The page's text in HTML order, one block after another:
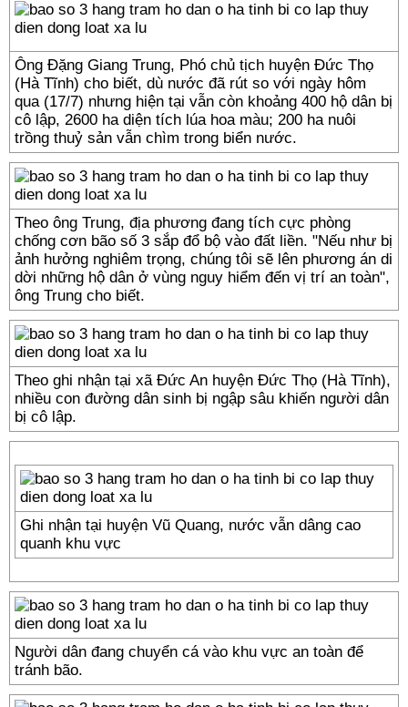
Ông Đặng Giang Trung, Phó chủ tịch huyện Đức Thọ
(Hà Tĩnh) cho biết, dù nước đã rút so với ngày hôm
qua (17/7) nhưng hiện tại vẫn còn khoảng 400 hộ dân bị
cô lập, 2600 ha diện tích lúa hoa màu; 200 ha nuôi
trồng thuỷ sản vẫn chìm trong biển nước.
Theo ông Trung, địa phương đang tích cực phòng
chống cơn bão số 3 sắp đổ bộ vào đất liền. "Nếu như bị
ảnh hưởng nghiêm trọng, chúng tôi sẽ lên phương án di
dời những hộ dân ở vùng nguy hiểm đến vị trí an toàn",
ông Trung cho biết.
Theo ghi nhận tại xã Đức An huyện Đức Thọ (Hà Tĩnh),
nhiều con đường dân sinh bị ngập sâu khiến người dân
bị cô lập.
Ghi nhận tại huyện Vũ Quang, nước vẫn dâng cao
quanh khu vực
Người dân đang chuyển cá vào khu vực an toàn để
tránh bão.